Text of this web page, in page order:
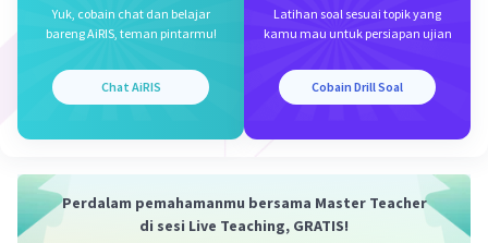
Penilaian yang dapat meliputi keunggulan
Kesimpulan.
adalah Membahas kesesuaian harga buku dengan
kebutuhan masyarakat.
Yuk, cobain chat dan belajar
bareng AiRIS, teman pintarmu!
Chat AiRIS
Latihan soal sesuai topik yang
kamu mau untuk persiapan ujian
Cobain Drill Soal
Perdalam pemahamanmu bersama Master Teacher
di sesi Live Teaching, GRATIS!